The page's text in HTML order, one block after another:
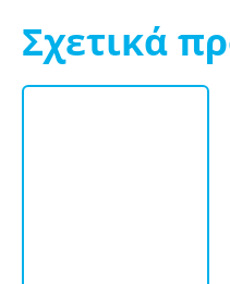
Σχετικά